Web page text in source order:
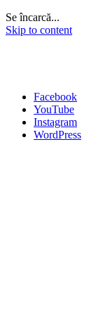
Se încarcă...
Skip to content
Facebook
YouTube
Instagram
WordPress